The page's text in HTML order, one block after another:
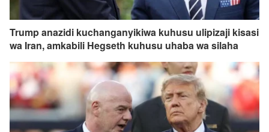
Trump anazidi kuchanganyikiwa kuhusu ulipizaji kisasi
wa Iran, amkabili Hegseth kuhusu uhaba wa silaha